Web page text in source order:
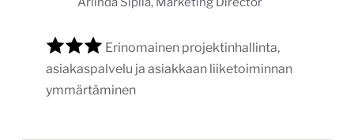
Erinomainen projektinhallinta,
asiakaspalvelu ja asiakkaan liiketoiminnan
ymmärtäminen